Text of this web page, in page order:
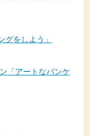
をしよう」
「アートなパンケ